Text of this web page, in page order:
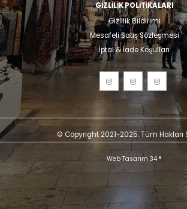
GIZLILIK POLITIKALARI
Gizlilik Bildirimi
Mesafeli Satış Sözleşmesi
İptal & İade Koşulları
© Copyright 2021-2025. Tüm Hakları
Web Tasarım 34 ®